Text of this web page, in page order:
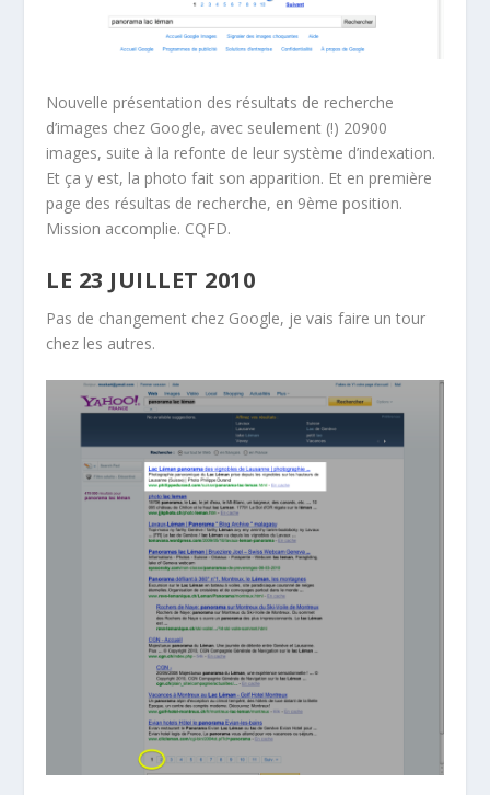
Nouvelle présentation des résultats de recherche
d’images chez Google, avec seulement (!) 20900
images, suite à la refonte de leur système d’indexation.
Et ça y est, la photo fait son apparition. Et en première
page des résultas de recherche, en 9ème position.
Mission accomplie. CQFD.
LE 23 JUILLET 2010
Pas de changement chez Google, je vais faire un tour
chez les autres.